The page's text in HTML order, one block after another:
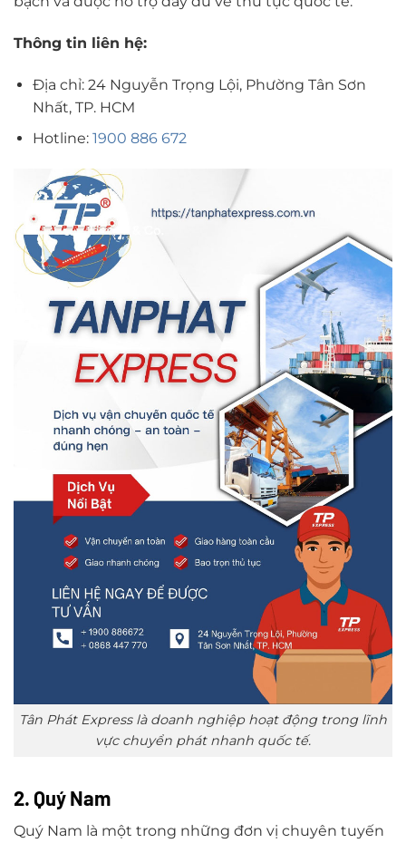
Thông tin liên hệ:
Địa chỉ: 24 Nguyễn Trọng Lội, Phường Tân Sơn
Nhất, TP. HCM
Hotline: 1900 886 672
Tân Phát Express là doanh nghiệp hoạt động trong lĩnh
vực chuyển phát nhanh quốc tế.
2. Quý Nam
Quý Nam là một trong những đơn vị chuyên tuyến